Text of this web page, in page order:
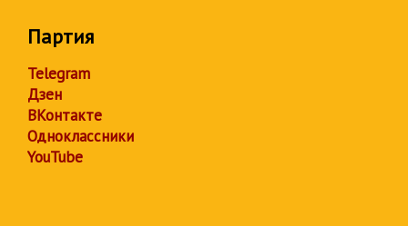
Партия
Telegram
Дзен
ВКонтакте
Одноклассники
YouTube